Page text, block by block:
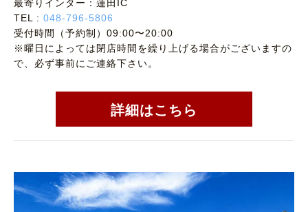
最寄りインター：蓮田IC
TEL : 048-796-5806
受付時間（予約制）09:00〜20:00
※曜日によっては閉店時間を繰り上げる場合がございますの
で、必ず事前にご連絡下さい。
詳細はこちら